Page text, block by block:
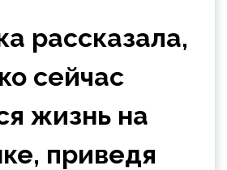
рассказала,
сейчас
жизнь на
приведя